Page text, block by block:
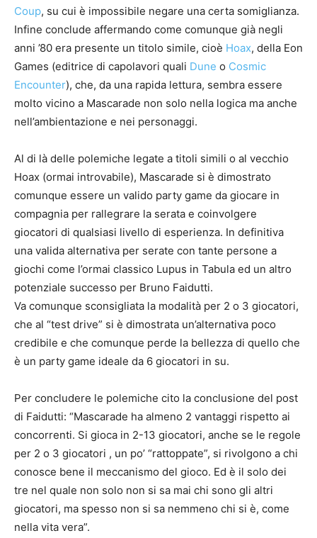
Coup, su cui è impossibile negare una certa somiglianza.
Infine conclude affermando come comunque già negli
anni ’80 era presente un titolo simile, cioè Hoax, della Eon
Games (editrice di capolavori quali Dune o Cosmic
Encounter), che, da una rapida lettura, sembra essere
molto vicino a Mascarade non solo nella logica ma anche
nell’ambientazione e nei personaggi.
Al di là delle polemiche legate a titoli simili o al vecchio
Hoax (ormai introvabile), Mascarade si è dimostrato
comunque essere un valido party game da giocare in
compagnia per rallegrare la serata e coinvolgere
giocatori di qualsiasi livello di esperienza. In definitiva
una valida alternativa per serate con tante persone a
giochi come l’ormai classico Lupus in Tabula ed un altro
potenziale successo per Bruno Faidutti.
Va comunque sconsigliata la modalità per 2 o 3 giocatori,
che al “test drive” si è dimostrata un’alternativa poco
credibile e che comunque perde la bellezza di quello che
è un party game ideale da 6 giocatori in su.
Per concludere le polemiche cito la conclusione del post
di Faidutti: “Mascarade ha almeno 2 vantaggi rispetto ai
concorrenti. Si gioca in 2-13 giocatori, anche se le regole
per 2 o 3 giocatori , un po’ “rattoppate”, si rivolgono a chi
conosce bene il meccanismo del gioco. Ed è il solo dei
tre nel quale non solo non si sa mai chi sono gli altri
giocatori, ma spesso non si sa nemmeno chi si è, come
nella vita vera”.